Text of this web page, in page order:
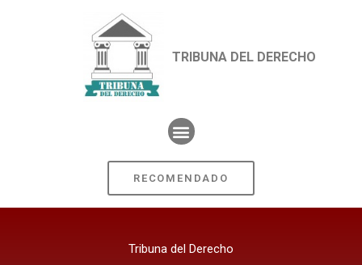
TRIBUNA DEL DERECHO
RECOMENDADO
Tribuna del Derecho